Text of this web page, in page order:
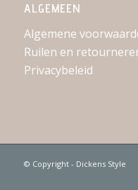
ALGEMEEN
Algemene
Ruilen en
Privacybeleid
© Copyright - Dickens Style